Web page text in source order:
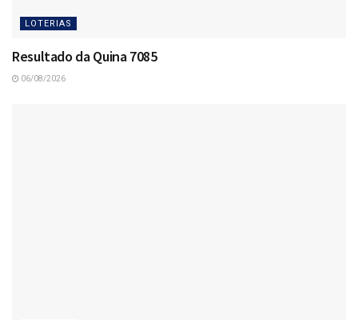
LOTERIAS
Resultado da Quina 7085
06/08/2026